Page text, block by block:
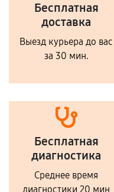
Бесплатная
доставка
Выезд курьера до вас
за 30 мин.
Бесплатная
диагностика
Среднее время
диагностики 20 мин